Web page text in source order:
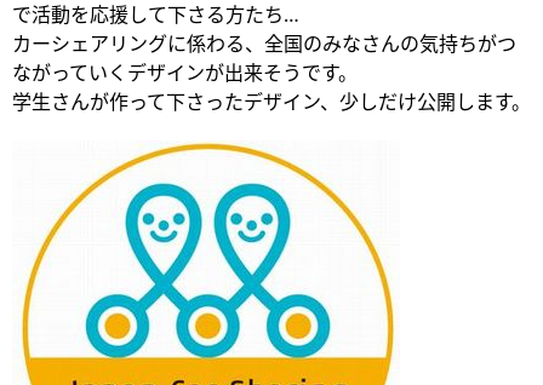
で活動を応援して下さる方たち…
カーシェアリングに係わる、全国のみなさんの気持ちがつ
ながっていくデザインが出来そうです。
学生さんが作って下さったデザイン、少しだけ公開します。